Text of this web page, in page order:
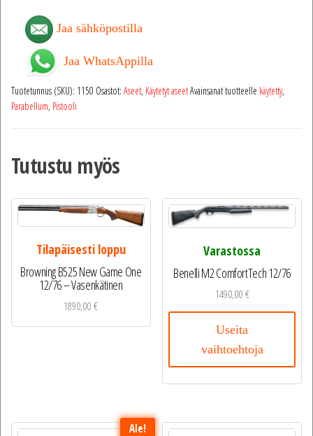
Jaa sähköpostilla
Jaa WhatsAppilla
Tuotetunnus (SKU): 1150 Osastot: Aseet, Käytetyt aseetAvainsanat tuotteelle käytetty,
Parabellum, Pistooli
Tutustu myös
Tilapäisesti loppu
Browning B525 New Game One
12/76 – Vasenkätinen
1890,00€
Varastossa
Benelli M2 ComfortTech 12/76
1490,00€
Useita
vaihtoehtoja
Ale!